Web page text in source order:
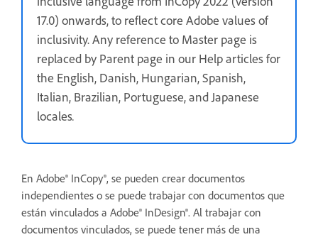
17.0) onwards, to reflect core Adobe values of
inclusivity. Any reference to Master page is
replaced by Parent page in our Help articles for
the English, Danish, Hungarian, Spanish,
Italian, Brazilian, Portuguese, and Japanese
locales.
En Adobe® InCopy®, se pueden crear documentos
independientes o se puede trabajar con documentos que
están vinculados a Adobe® InDesign®. Al trabajar con
documentos vinculados, se puede tener más de una